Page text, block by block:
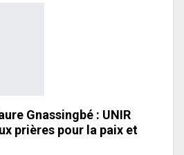
Gnassingbé : UNIR
prières pour la paix et